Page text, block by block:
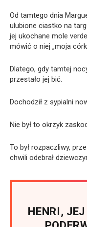
Od tamtego dnia
ulubione ciastko na
jej ukochane mole
mówić o niej „moja
Dlatego, gdy tamtej
przestało jej bić.
Dochodził z sypialni
Nie był to okrzyk
To był rozpaczliwy,
chwili odebrał
HENRI,